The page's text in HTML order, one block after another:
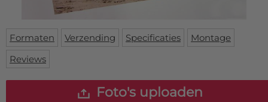
Skateboard deck
Inloggen
WhatsApp
Formaten Verzending Specificaties
Montage
Reviews
Foto's uploaden